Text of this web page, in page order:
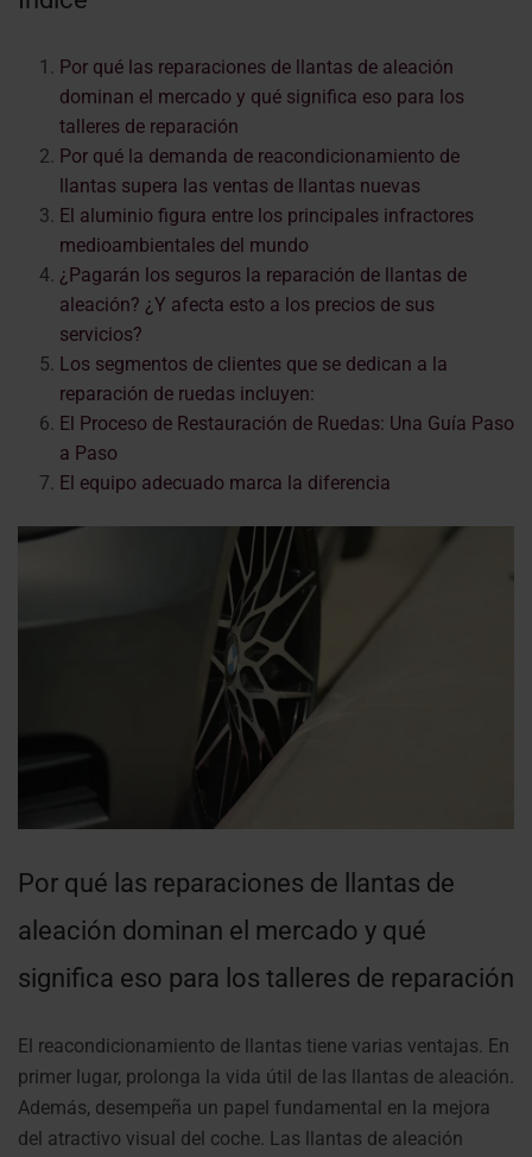
Por qué las reparaciones de llantas de aleación
dominan el mercado y qué significa eso para los
talleres de reparación
Por qué la demanda de reacondicionamiento de
llantas supera las ventas de llantas nuevas
El aluminio figura entre los principales infractores
medioambientales del mundo
¿Pagarán los seguros la reparación de llantas de
aleación? ¿Y afecta esto a los precios de sus
servicios?
Los segmentos de clientes que se dedican a la
reparación de ruedas incluyen:
El Proceso de Restauración de Ruedas: Una Guía Paso
a Paso
El equipo adecuado marca la diferencia
Por qué las reparaciones de llantas de
aleación dominan el mercado y qué
significa eso para los talleres de reparación
El reacondicionamiento de llantas tiene varias ventajas. En
primer lugar, prolonga la vida útil de las llantas de aleación.
Además, desempeña un papel fundamental en la mejora
del atractivo visual del coche. Las llantas de aleación